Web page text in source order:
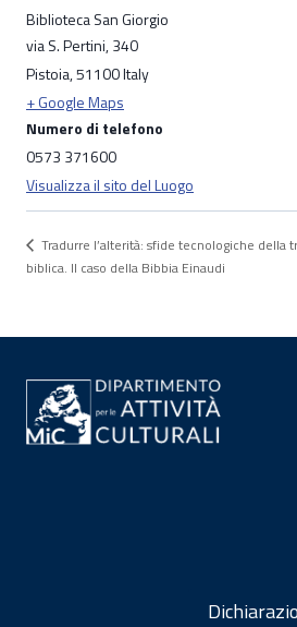
Biblioteca San Giorgio
via S. Pertini, 340
Pistoia,51100Italy
+ Google Maps
Numero di telefono
0573 371600
Visualizza il sito del Luogo
Tradurre l’alterità: sfide tecnologiche della
biblica. Il caso della Bibbia Einaudi